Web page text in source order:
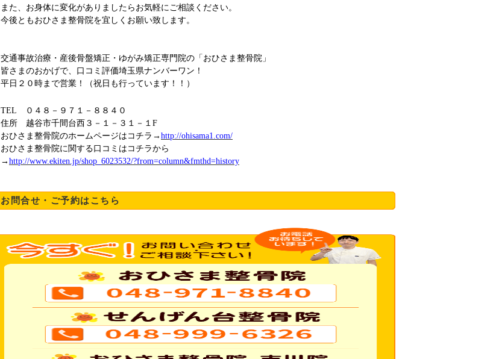
また、お身体に変化がありましたらお気軽にご相談ください。
今後ともおひさま整骨院を宜しくお願い致します。
交通事故治療・産後骨盤矯正・ゆがみ矯正専門院の「おひさま整骨院」
皆さまのおかげで、口コミ評価埼玉県ナンバーワン！
平日２０時まで営業！（祝日も行っています！！）
TEL ０４８－９７１－８８４０
住所 越谷市千間台西３－１－３１－１ F
おひさま整骨院のホームページはコチラ →http://ohisama1.com/
おひさま整骨院に関する口コミはコチラから
→http://www.ekiten.jp/shop_6023532/?from=column&fmthd=history
お問合せ・ご予約はこちら